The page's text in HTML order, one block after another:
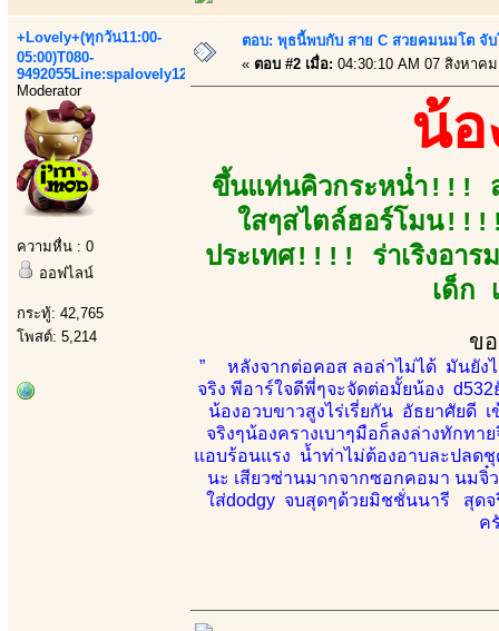
+Lovely+(ทุกวัน11:00-
05:00)T080-
9492055Line:spalovely123
Moderator
ความหื่น : 0
ออฟไลน์
กระทู้: 42,765
โพสต์: 5,214
ตอบ: พุธนี้พบกับ สาย C สวยคมนมโต จั
« ตอบ #2 เมื่อ: 04:30:10 AM 07 สิงหาค
น้อ
ขึ้นแท่นคิวกระหน่ำ!!! ส
ใสๆสไตล์ฮอร์โมน!!!!
ประเทศ!!!! ร่าเริงอา
เด็ก
ข
” หลังจากต่อคอส ลอล่าไม่ได้ มันยัง
จริง พีอาร์ใจดีพี่ๆจะจัดต่อมั้ยน้อง
น้องอวบขาวสูงไร่เรี่ยกัน อัธยาศัยดี
จริงๆน้องครางเบาๆมือก็ลงล่างทักท
แอบร้อนแรง น้ำท่าไม่ต้องอาบละปลด
นะ เสียวซ่านมากจากซอกคอมา น
ใส่dodgy จบสุดๆด้วยมิชชั่นนารี สุด
ค